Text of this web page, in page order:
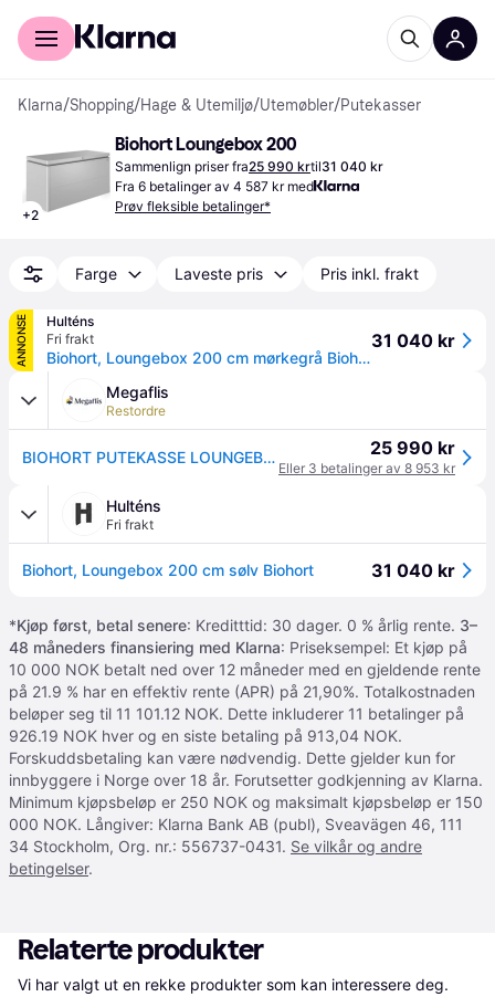
For kunder
Klarna/Shopping/Hage & Utemiljø/Utemøbler/Putekasser
+2
Biohort Loungebox 200
Sammenlign priser fra25 990 krtil31 040 kr
Fra 6 betalinger av 4 587 kr med
Prøv fleksible betalinger*
Farge Laveste pris Pris inkl. frakt
ANNONSE
Hulténs
Fri frakt
Biohort, Loungebox 200 cm mørkegrå Biohort
31 040 kr
Megaflis
Restordre
BIOHORT PUTEKASSE LOUNGEBOX STR 200 SØLV 25 990 kr
Eller 3 betalinger av 8 953 kr
Hulténs
Fri frakt
Biohort, Loungebox 200 cm sølv Biohort 31 040 kr
*Kjøp først, betal senere: Kreditttid: 30 dager. 0 % årlig rente. 3–
48 måneders finansiering med Klarna: Priseksempel: Et kjøp på
10 000 NOK betalt ned over 12 måneder med en gjeldende rente
på 21.9 % har en effektiv rente (APR) på 21,90%. Totalkostnaden
beløper seg til 11 101.12 NOK. Dette inkluderer 11 betalinger på
926.19 NOK hver og en siste betaling på 913,04 NOK.
Forskuddsbetaling kan være nødvendig. Dette gjelder kun for
innbyggere i Norge over 18 år. Forutsetter godkjenning av Klarna.
Minimum kjøpsbeløp er 250 NOK og maksimalt kjøpsbeløp er 150
000 NOK. Långiver: Klarna Bank AB (publ), Sveavägen 46, 111
34 Stockholm, Org. nr.: 556737-0431. Se vilkår og andre
betingelser.
Relaterte produkter